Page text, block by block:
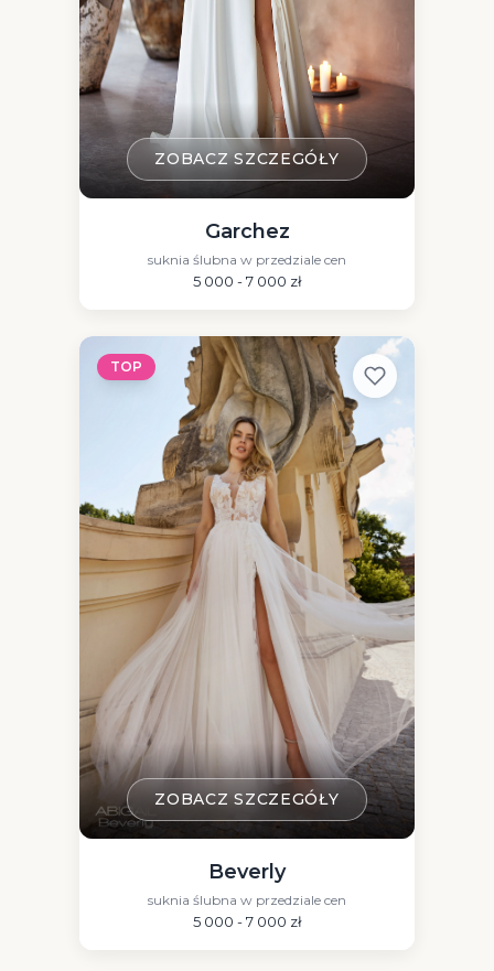
ZOBACZ SZCZEGÓŁY
Garchez
suknia ślubna w przedziale cen
5 000 - 7 000 zł
TOP
ZOBACZ SZCZEGÓŁY
Beverly
suknia ślubna w przedziale cen
5 000 - 7 000 zł